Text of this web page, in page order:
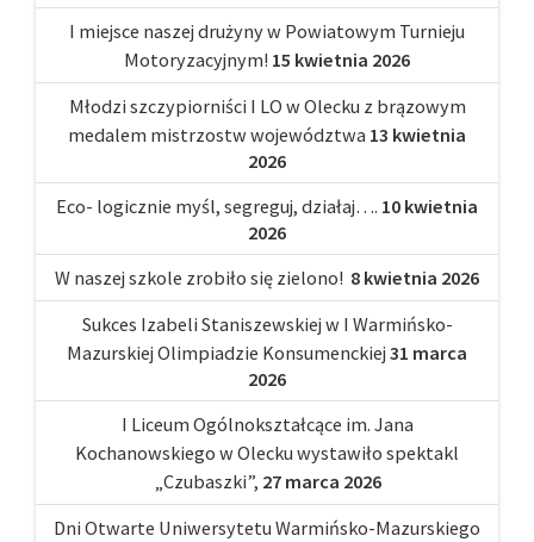
I miejsce naszej drużyny w Powiatowym Turnieju
Motoryzacyjnym! 15 kwietnia 2026
Młodzi szczypiorniści I LO w Olecku z brązowym
medalem mistrzostw województwa 13 kwietnia
2026
Eco- logicznie myśl, segreguj, działaj…. 10 kwietnia
2026
W naszej szkole zrobiło się zielono! 8 kwietnia 2026
Sukces Izabeli Staniszewskiej w I Warmińsko-
Mazurskiej Olimpiadzie Konsumenckiej 31 marca
2026
I Liceum Ogólnokształcące im. Jana
Kochanowskiego w Olecku wystawiło spektakl
„Czubaszki”, 27 marca 2026
Dni Otwarte Uniwersytetu Warmińsko-Mazurskiego